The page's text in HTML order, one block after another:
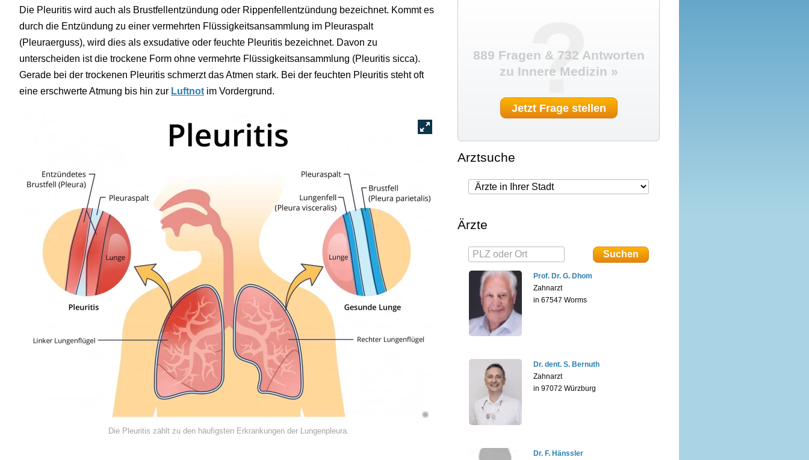
Die Pleuritis wird auch als Brustfellentzündung oder Rippenfellentzündung bezeichnet. Kommt es
durch die Entzündung zu einer vermehrten Flüssigkeitsansammlung im Pleuraspalt
(Pleuraerguss), wird dies als exsudative oder feuchte Pleuritis bezeichnet. Davon zu
unterscheiden ist die trockene Form ohne vermehrte Flüssigkeitsansammlung (Pleuritis sicca).
Gerade bei der trockenen Pleuritis schmerzt das Atmen stark. Bei der feuchten Pleuritis steht oft
eine erschwerte Atmung bis hin zur Luftnot im Vordergrund.
©
Die Pleuritis zählt zu den häufigsten Erkrankungen der Lungenpleura.
?
889 Fragen & 732 Antworten
zu Innere Medizin »
Jetzt Frage stellen
Arztsuche
Ärzte
Prof. Dr. G. Dhom
Zahnarzt
in 67547 Worms
Dr. dent. S. Bernuth
Zahnarzt
in 97072 Würzburg
Dr. F. Hänssler